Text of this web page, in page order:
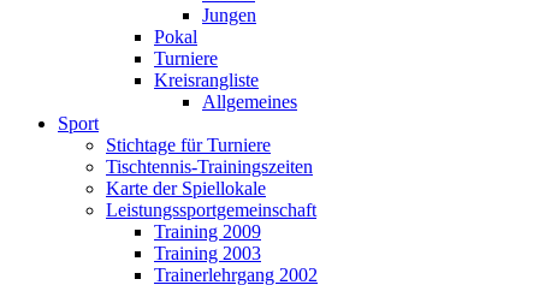
Jungen
Pokal
Turniere
Kreisrangliste
Allgemeines
Sport
Stichtage für Turniere
Tischtennis-Trainingszeiten
Karte der Spiellokale
Leistungssportgemeinschaft
Training 2009
Training 2003
Trainerlehrgang 2002